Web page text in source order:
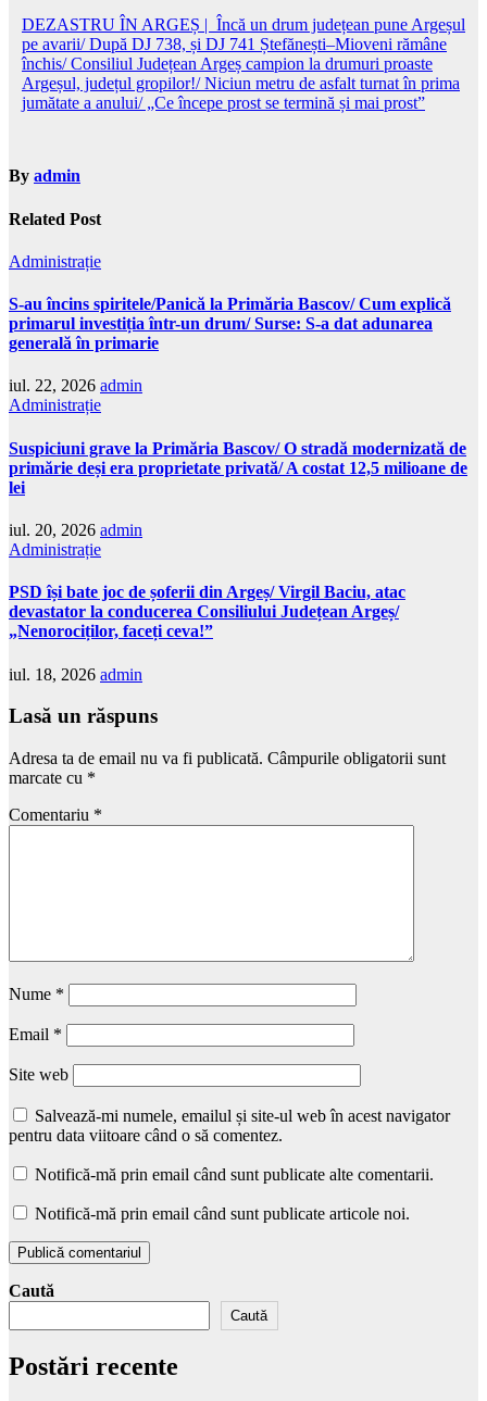
Navigare
în
articole
DEZASTRU ÎN ARGEȘ | Încă un drum județean pune Argeșul
pe avarii/ După DJ 738, și DJ 741 Ștefănești–Mioveni rămâne
închis/ Consiliul Județean Argeș campion la drumuri proaste
Argeșul, județul gropilor!/ Niciun metru de asfalt turnat în prima
jumătate a anului/ „Ce începe prost se termină și mai prost”
By admin
Related Post
Administrație
S-au încins spiritele/Panică la Primăria Bascov/ Cum explică
primarul investiția într-un drum/ Surse: S-a dat adunarea
generală în primarie
iul. 22, 2026 admin
Administrație
Suspiciuni grave la Primăria Bascov/ O stradă modernizată de
primărie deși era proprietate privată/ A costat 12,5 milioane de
lei
iul. 20, 2026 admin
Administrație
PSD își bate joc de șoferii din Argeș/ Virgil Baciu, atac
devastator la conducerea Consiliului Județean Argeș/
„Nenorociților, faceți ceva!”
iul. 18, 2026 admin
Lasă un răspuns
Adresa ta de email nu va fi publicată. Câmpurile obligatorii sunt
marcate cu *
Comentariu *
Nume *
Email *
Site web
Salvează-mi numele, emailul și site-ul web în acest navigator
pentru data viitoare când o să comentez.
Notifică-mă prin email când sunt publicate alte comentarii.
Notifică-mă prin email când sunt publicate articole noi.
Caută
Caută
Postări recente